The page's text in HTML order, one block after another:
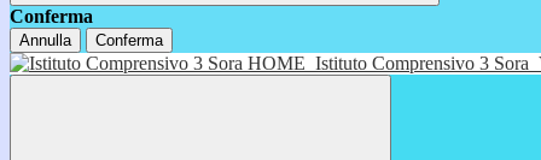
Conferma
Annulla Conferma
HOME Istituto Comprensivo 3 Sora